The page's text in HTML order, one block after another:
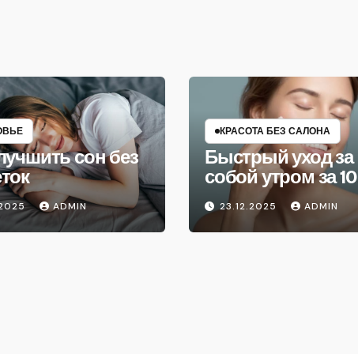
сон без
ADMIN
КРАСОТА БЕЗ САЛОНА
Быстрый уход за
собой утром за 10
минут
23.12.2025 ADMIN